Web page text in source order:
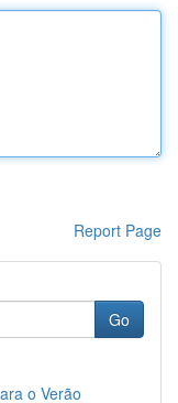
Report Page
Go
o Verão